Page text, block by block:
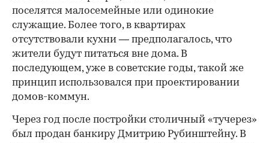
поселятся малосемейные или одинокие
служащие. Более того, в квартирах
отсутствовали кухни — предполагалось, что
жители будут питаться вне дома. В
последующем, уже в советские годы, такой же
принцип использовался при проектировании
домов-коммун.
Через год после постройки столичный «тучерез»
был продан банкиру Дмитрию Рубинштейну. В